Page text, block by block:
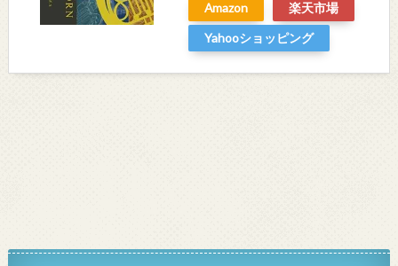
Amazon
楽天市場
Yahooショッピング